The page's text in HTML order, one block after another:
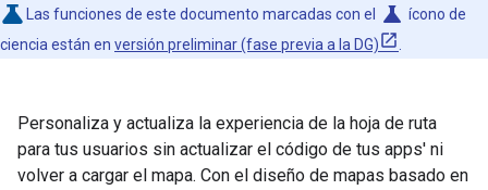
Las funciones de este documento marcadas con el science ícono de
ciencia están en versión preliminar (fase previa a la DG)
Personaliza y actualiza la experiencia de la hoja de ruta
para tus usuarios sin actualizar el código de tus apps' ni
volver a cargar el mapa. Con el diseño de mapas basado en